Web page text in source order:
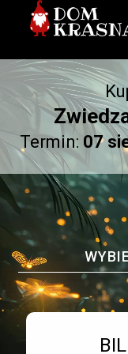
Termin: 07
Bilet numer 1
Typ